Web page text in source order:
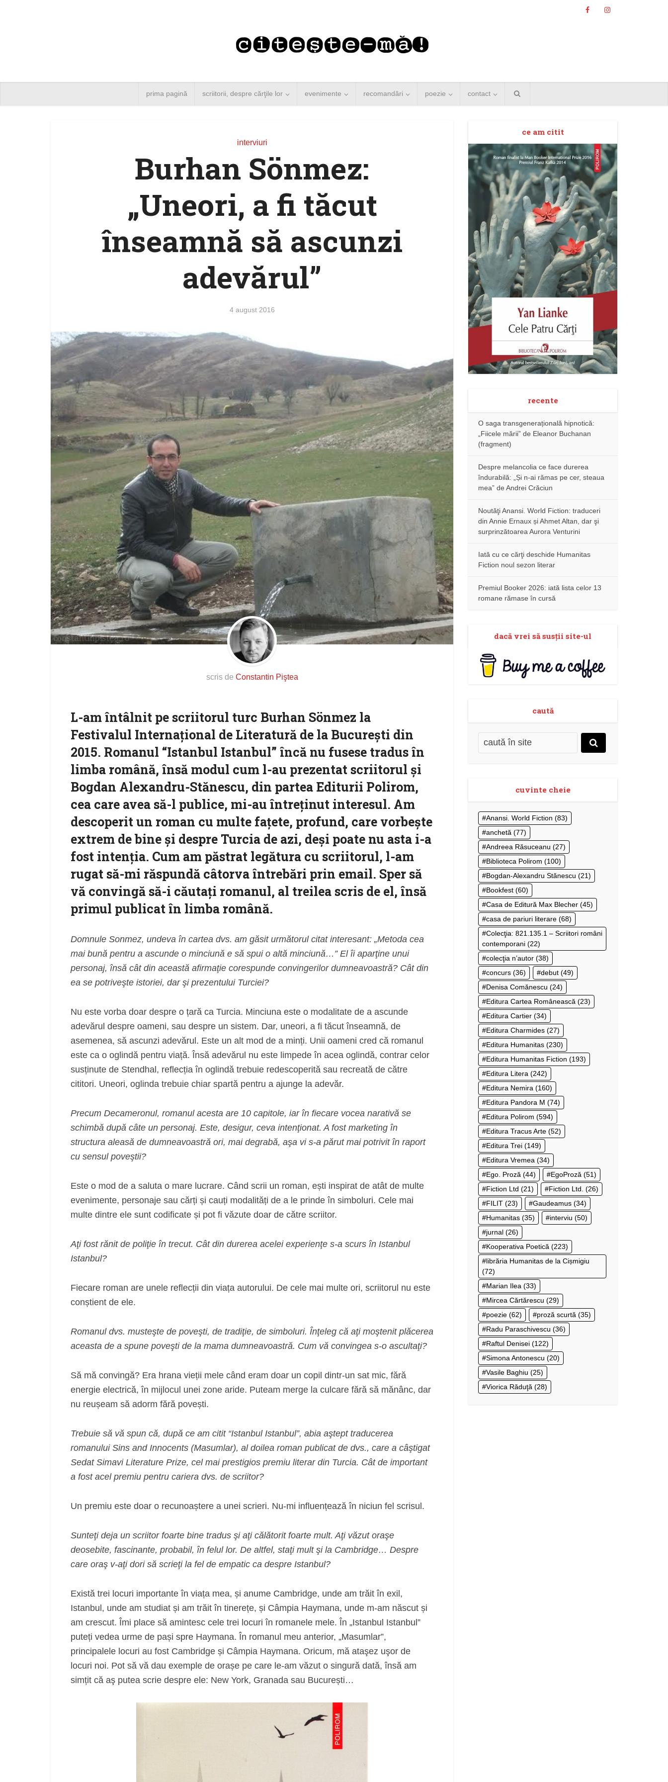
prima pagină scriitorii, despre cărţile lor evenimente recomandări poezie contact
interviuri
Burhan Sönmez:
„Uneori, a fi tăcut
înseamnă să ascunzi
adevărul”
4 august 2016
scris de Constantin Piştea
L-am întâlnit pe scriitorul turc Burhan Sönmez la
Festivalul Internaţional de Literatură de la Bucureşti din
2015. Romanul “Istanbul Istanbul” încă nu fusese tradus în
limba română, însă modul cum l-au prezentat scriitorul şi
Bogdan Alexandru-Stănescu, din partea Editurii Polirom,
cea care avea să-l publice, mi-au întreţinut interesul. Am
descoperit un roman cu multe faţete, profund, care vorbeşte
extrem de bine şi despre Turcia de azi, deşi poate nu asta i-a
fost intenţia. Cum am păstrat legătura cu scriitorul, l-am
rugat să-mi răspundă câtorva întrebări prin email. Sper să
vă convingă să-i căutaţi romanul, al treilea scris de el, însă
primul publicat în limba română.
Domnule Sonmez, undeva în cartea dvs. am găsit următorul citat interesant: „Metoda cea
mai bună pentru a ascunde o minciună e să spui o altă minciună…” El îi aparţine unui
personaj, însă cât din această afirmaţie corespunde convingerilor dumneavoastră? Cât din
ea se potriveşte istoriei, dar şi prezentului Turciei?
Nu este vorba doar despre o țară ca Turcia. Minciuna este o modalitate de a ascunde
adevărul despre oameni, sau despre un sistem. Dar, uneori, a fi tăcut înseamnă, de
asemenea, să ascunzi adevărul. Este un alt mod de a minți. Unii oameni cred că romanul
este ca o oglindă pentru viață. Însă adevărul nu este limpede în acea oglindă, contrar celor
susținute de Stendhal, reflecția în oglindă trebuie redescoperită sau recreată de către
cititori. Uneori, oglinda trebuie chiar spartă pentru a ajunge la adevăr.
Precum Decameronul, romanul acesta are 10 capitole, iar în fiecare vocea narativă se
schimbă după câte un personaj. Este, desigur, ceva intenţionat. A fost marketing în
structura aleasă de dumneavoastră ori, mai degrabă, aşa vi s-a părut mai potrivit în raport
cu sensul poveştii?
Este o mod de a saluta o mare lucrare. Când scrii un roman, ești inspirat de atât de multe
evenimente, personaje sau cărți și cauți modalități de a le prinde în simboluri. Cele mai
multe dintre ele sunt codificate și pot fi văzute doar de către scriitor.
Aţi fost rănit de poliţie în trecut. Cât din durerea acelei experienţe s-a scurs în Istanbul
Istanbul?
Fiecare roman are unele reflecții din viața autorului. De cele mai multe ori, scriitorul nu este
conștient de ele.
Romanul dvs. musteşte de poveşti, de tradiţie, de simboluri. Înţeleg că aţi moştenit plăcerea
aceasta de a spune poveşti de la mama dumneavoastră. Cum vă convingea s-o ascultaţi?
Să mă convingă? Era hrana vieții mele când eram doar un copil dintr-un sat mic, fără
energie electrică, în mijlocul unei zone aride. Puteam merge la culcare fără să mănânc, dar
nu reușeam să adorm fără povești.
Trebuie să vă spun că, după ce am citit “Istanbul Istanbul”, abia aştept traducerea
romanului Sins and Innocents (Masumlar), al doilea roman publicat de dvs., care a câştigat
Sedat Simavi Literature Prize, cel mai prestigios premiu literar din Turcia. Cât de important
a fost acel premiu pentru cariera dvs. de scriitor?
Un premiu este doar o recunoaștere a unei scrieri. Nu-mi influențează în niciun fel scrisul.
Sunteţi deja un scriitor foarte bine tradus şi aţi călătorit foarte mult. Aţi văzut oraşe
deosebite, fascinante, probabil, în felul lor. De altfel, staţi mult şi la Cambridge… Despre
care oraş v-aţi dori să scrieţi la fel de empatic ca despre Istanbul?
Există trei locuri importante în viața mea, și anume Cambridge, unde am trăit în exil,
Istanbul, unde am studiat și am trăit în tinerețe, și Câmpia Haymana, unde m-am născut și
am crescut. Îmi place să amintesc cele trei locuri în romanele mele. În „Istanbul Istanbul”
puteți vedea urme de pași spre Haymana. În romanul meu anterior, „Masumlar”,
principalele locuri au fost Cambridge și Câmpia Haymana. Oricum, mă ataşez uşor de
locuri noi. Pot să vă dau exemple de orașe pe care le-am văzut o singură dată, însă am
simțit că aş putea scrie despre ele: New York, Granada sau București…
ce am citit
recente
O saga transgenerațională hipnotică:
„Fiicele mării” de Eleanor Buchanan
(fragment)
Despre melancolia ce face durerea
îndurabilă: „Și n-ai rămas pe cer, steaua
mea” de Andrei Crăciun
Noutăţi Anansi. World Fiction: traduceri
din Annie Ernaux și Ahmet Altan, dar şi
surprinzătoarea Aurora Venturini
Iată cu ce cărţi deschide Humanitas
Fiction noul sezon literar
Premiul Booker 2026: iată lista celor 13
romane rămase în cursă
dacă vrei să susţii site-ul
caută
cuvinte cheie
Anansi. World Fiction (83)
anchetă (77)
Andreea Răsuceanu (27)
Biblioteca Polirom (100)
Bogdan-Alexandru Stănescu (21)
Bookfest (60)
Casa de Editură Max Blecher (45)
casa de pariuri literare (68)
Colecţia: 821.135.1 – Scriitori români
contemporani (22)
colecţia n’autor (38)
concurs (36) debut (49)
Denisa Comănescu (24)
Editura Cartea Românească (23)
Editura Cartier (34)
Editura Charmides (27)
Editura Humanitas (230)
Editura Humanitas Fiction (193)
Editura Litera (242)
Editura Nemira (160)
Editura Pandora M (74)
Editura Polirom (594)
Editura Tracus Arte (52)
Editura Trei (149)
Editura Vremea (34)
Ego. Proză (44) EgoProză (51)
Fiction Ltd (21) Fiction Ltd. (26)
FILIT (23) Gaudeamus (34)
Humanitas (35) interviu (50)
jurnal (26)
Kooperativa Poetică (223)
librăria Humanitas de la Cișmigiu
(72)
Marian Ilea (33)
Mircea Cărtărescu (29)
poezie (62) proză scurtă (35)
Radu Paraschivescu (36)
Raftul Denisei (122)
Simona Antonescu (20)
Vasile Baghiu (25)
Viorica Răduţă (28)